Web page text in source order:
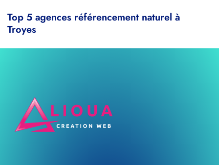
Top 5 agences référencement naturel à
Troyes